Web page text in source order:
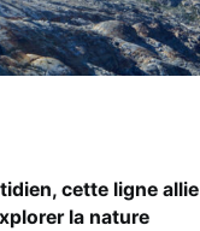
cette ligne allie
la nature